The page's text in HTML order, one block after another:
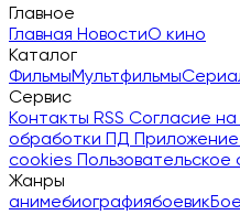
Главное
Главная НовостиО кино
Каталог
ФильмыМультфильмы
Сервис
Контакты RSS Согласие
обработки ПД
cookies
Жанры
анимебиографиябоевик